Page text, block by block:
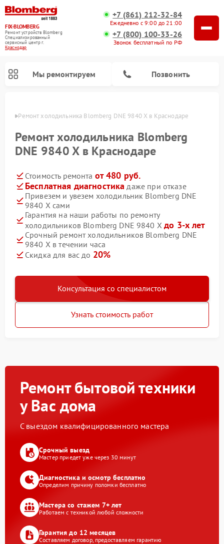
FIX-BLOMBERG
Ремонт устройств Blomberg
Специализированный
cервисный центр г.
Краснодар
+7 (861) 212-32-84
Ежедневно с 9:00 до 21:00
+7 (800) 100-33-26
Звонок бесплатный по РФ
Мы ремонтируем Позвонить
Ремонт холодильника Blomberg DNE 9840 X в Краснодаре
Ремонт холодильника Blomberg
DNE 9840 X в Краснодаре
Стоимость ремонта от 480 руб.
Бесплатная диагностика даже при отказе
Привезем и увезем холодильник Blomberg DNE
9840 X сами
Гарантия на наши работы по ремонту
холодильников Blomberg DNE 9840 Xдо 3-х лет
Срочный ремонт холодильников Blomberg DNE
9840 X в течении часа
Скидка для вас до 20%
Консультация со специалистом
Узнать стоимость работ
Ремонт бытовой техники
у Вас дома
С выездом квалифицированного мастера
Срочный выезд
Мастер приедет уже через 30 минут
Диагностика и осмотр бесплатно
Определим причину поломки бесплатно
Мастера со стажем 7+ лет
Работаем с техникой любой сложности
Гарантия до 12 месяцев
Составляем договор, предоставляем гарантию